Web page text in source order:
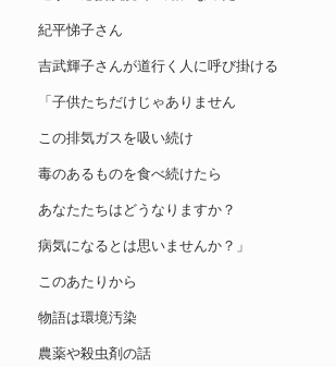
紀平悌子さん
吉武輝子さんが道行く人に呼び掛ける
「子供たちだけじゃありません
この排気ガスを吸い続け
毒のあるものを食べ続けたら
あなたたちはどうなりますか？
病気になるとは思いませんか？」
このあたりから
物語は環境汚染
農薬や殺虫剤の話